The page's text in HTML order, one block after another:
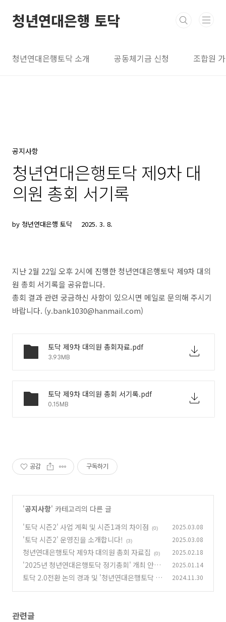
청년연대은행 토닥
청년연대은행토닥 소개 공동체기금 신청 조합원
공지사항
청년연대은행토닥 제9차 대
의원 총회 서기록
by 청년연대은행 토닥 2025. 3. 8.
지난 2월 22일 오후 2시에 진행한 청년연대은행토닥 제9차 대의
원 총회 서기록을 공유합니다.
총회 결과 관련 궁금하신 사항이 있으시면 메일로 문의해 주시기
바랍니다. (y.bank1030@hanmail.com)
토닥 제9차 대의원 총회자료.pdf
3.93MB
토닥 제9차 대의원 총회 서기록.pdf
0.15MB
공감 구독하기
'공지사항' 카테고리의 다른 글
'토닥 시즌2' 사업 계획 및 시즌1과의 차이점
(0) 2025.03.08
'토닥 시즌2' 운영진을 소개합니다! (3) 2025.03.08
청년연대은행토닥 제9차 대의원 총회 자료집 (0) 2025.02.18
'2025년 청년연대은행토닥 정기총회' 개최 안내
(0)
2025.01.14
토닥 2.0전환 논의 경과 및 '청년연대은행토닥 시
2024.11.30
관련글